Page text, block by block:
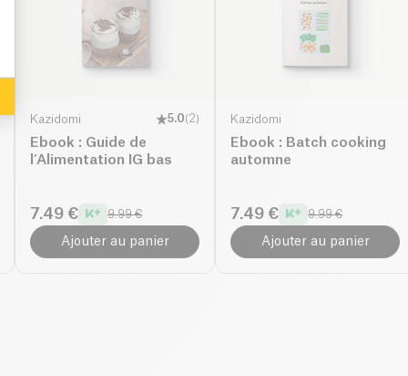
Kazidomi 5.0(2)
Ebook : Guide de
l’Alimentation IG bas
7.49 € 9.99 €
Ajouter au panier
Kazidomi
Ebook : Batch cooking
automne
7.49 € 9.99 €
Ajouter au panier